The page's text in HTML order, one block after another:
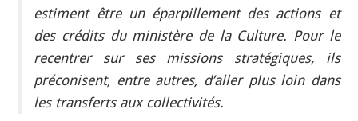
estiment être un éparpillement des actions et
des crédits du ministère de la Culture. Pour le
recentrer sur ses missions stratégiques, ils
préconisent, entre autres, d’aller plus loin dans
les transferts aux collectivités.